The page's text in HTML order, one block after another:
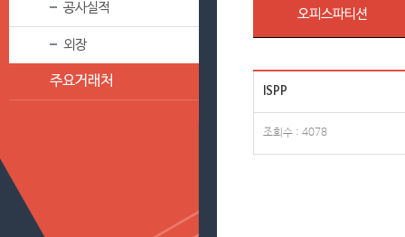
공사실적
외장
주요거래처
오피스파티션
ISPP
조회수 : 4078